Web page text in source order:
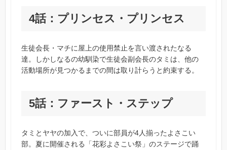
4話：プリンセス・プリンセス
生徒会長・マチに屋上の使用禁止を言い渡されたなる
達。しかしなるの幼馴染で生徒会副会長のタミは、他の
活動場所が見つかるまでの間は取り計らうと約束する。
5話：ファースト・ステップ
タミとヤヤの加入で、ついに部員が4人揃ったよさこい
部。夏に開催される「花彩よさこい祭」のステージで踊